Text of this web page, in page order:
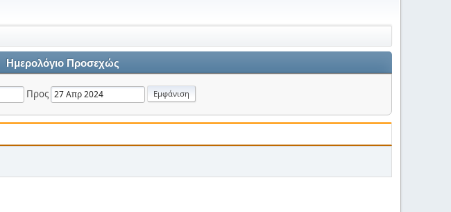
Ημερολόγιο Προσεχώς
Προς